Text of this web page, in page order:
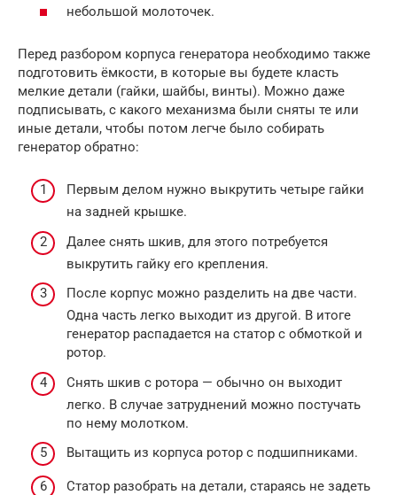
небольшой молоточек.
Перед разбором корпуса генератора необходимо также
подготовить ёмкости, в которые вы будете класть
мелкие детали (гайки, шайбы, винты). Можно даже
подписывать, с какого механизма были сняты те или
иные детали, чтобы потом легче было собирать
генератор обратно:
Первым делом нужно выкрутить четыре гайки
на задней крышке.
Далее снять шкив, для этого потребуется
выкрутить гайку его крепления.
После корпус можно разделить на две части.
Одна часть легко выходит из другой. В итоге
генератор распадается на статор с обмоткой и
ротор.
Снять шкив с ротора — обычно он выходит
легко. В случае затруднений можно постучать
по нему молотком.
Вытащить из корпуса ротор с подшипниками.
Статор разобрать на детали, стараясь не задеть